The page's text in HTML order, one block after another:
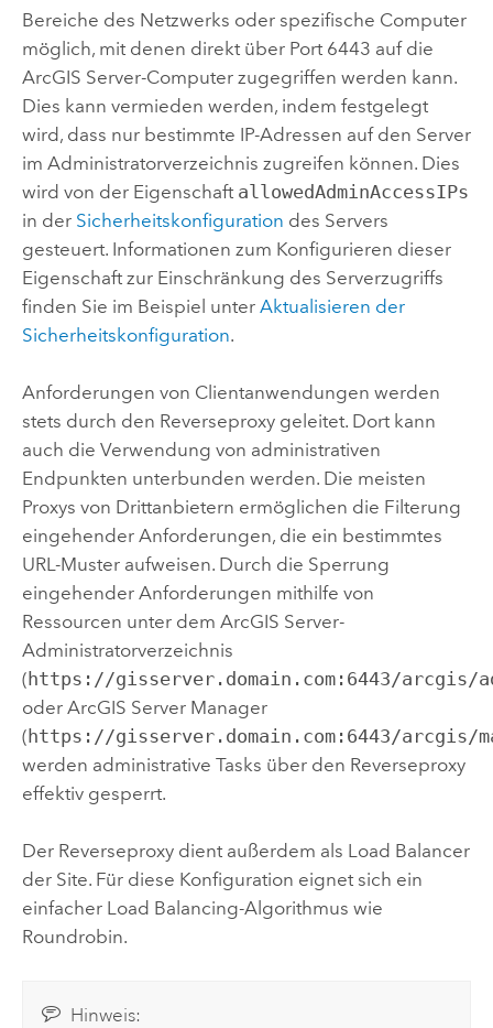
Bereiche des Netzwerks oder spezifische Computer
möglich, mit denen direkt über Port 6443 auf die
ArcGIS Server-Computer zugegriffen werden kann.
Dies kann vermieden werden, indem festgelegt
wird, dass nur bestimmte IP-Adressen auf den Server
im Administratorverzeichnis zugreifen können. Dies
wird von der Eigenschaft allowedAdminAccessIPs
in der Sicherheitskonfiguration des Servers
gesteuert. Informationen zum Konfigurieren dieser
Eigenschaft zur Einschränkung des Serverzugriffs
finden Sie im Beispiel unter Aktualisieren der
Sicherheitskonfiguration.
Anforderungen von Clientanwendungen werden
stets durch den Reverseproxy geleitet. Dort kann
auch die Verwendung von administrativen
Endpunkten unterbunden werden. Die meisten
Proxys von Drittanbietern ermöglichen die Filterung
eingehender Anforderungen, die ein bestimmtes
URL-Muster aufweisen. Durch die Sperrung
eingehender Anforderungen mithilfe von
Ressourcen unter dem ArcGIS Server-
Administratorverzeichnis
(https://gisserver.domain.com:6443/arcgis/
oder ArcGIS ServerManager
(https://gisserver.domain.com:6443/arcgis/
werden administrative Tasks über den Reverseproxy
effektiv gesperrt.
Der Reverseproxy dient außerdem als Load Balancer
der Site. Für diese Konfiguration eignet sich ein
einfacher Load Balancing-Algorithmus wie
Roundrobin.
Hinweis: